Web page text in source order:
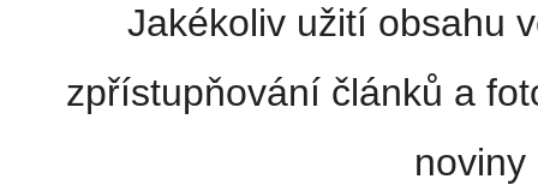
Jakékoliv užití obsahu
zpřístupňování článků a